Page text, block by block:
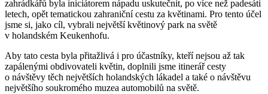
zahrádkářů byla iniciátorem nápadu uskutečnit, po více než padesáti
letech, opět tematickou zahraniční cestu za květinami. Pro tento účel
jsme si, jako cíl, vybrali největší květinový park na světě
v holandském Keukenhofu.
Aby tato cesta byla přitažlivá i pro účastníky, kteří nejsou až tak
zapálenými obdivovateli květin, doplnili jsme itinerář cesty
o návštěvy těch největších holandských lákadel a také o návštěvu
největšího soukromého muzea automobilů na světě.